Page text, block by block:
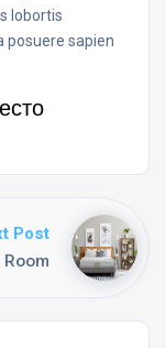
lobortis
posuere sapien
Post